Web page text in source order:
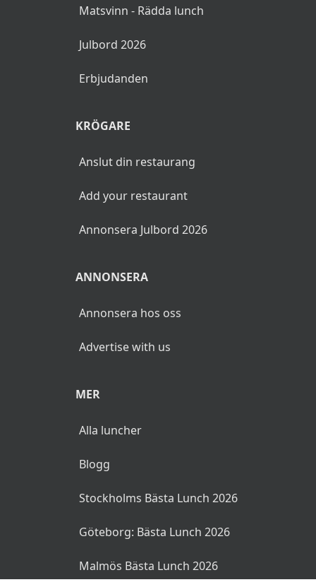
Matsvinn - Rädda lunch
Julbord 2026
Erbjudanden
KRÖGARE
Anslut din restaurang
Add your restaurant
Annonsera Julbord 2026
ANNONSERA
Annonsera hos oss
Advertise with us
MER
Alla luncher
Blogg
Stockholms Bästa Lunch 2026
Göteborg: Bästa Lunch 2026
Malmös Bästa Lunch 2026